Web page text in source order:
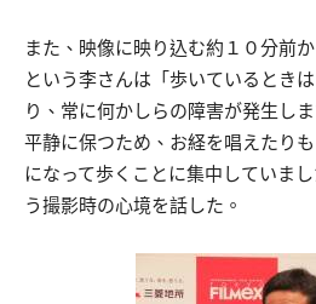
また、映像に映り込む約１０分前
という李さんは「歩いているとき
り、常に何かしらの障害が発生し
平静に保つため、お経を唱えたり
になって歩くことに集中していま
う撮影時の心境を話した。